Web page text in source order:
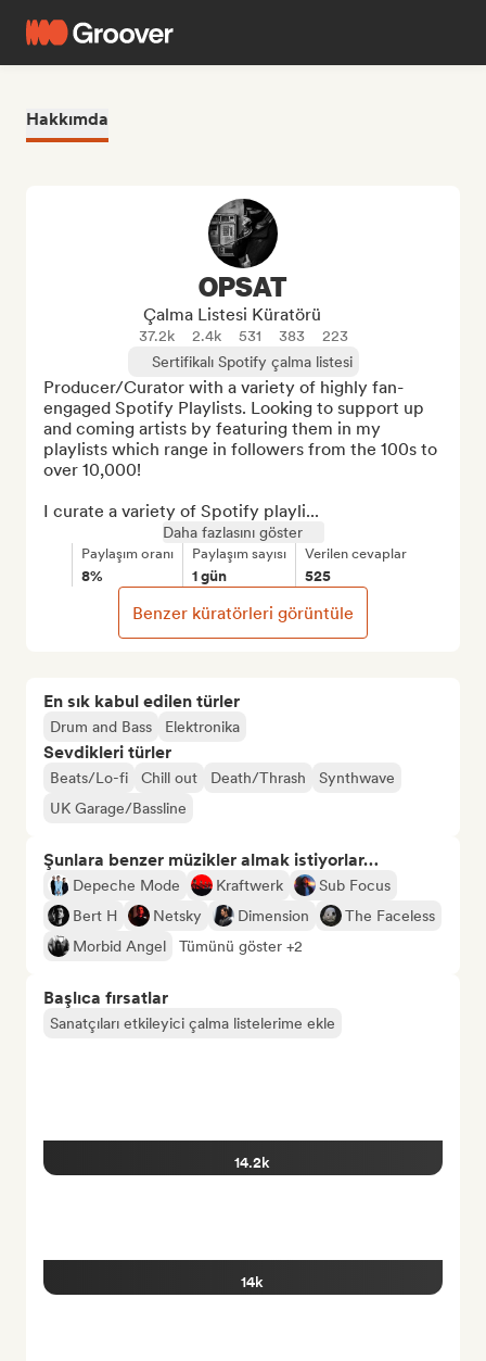
Hakkımda
En sık kabul edilen türler
Drum and Bass Elektronika
Sevdikleri türler
Beats/Lo-fi Chill out Death/Thrash
Synthwave
UK Garage/Bassline
Şunlara benzer müzikler almak istiyorlar…
Depeche Mode Kraftwerk
Sub Focus
Bert H
Netsky Dimension
The Faceless
Morbid Angel
Tümünü göster +2
Başlıca fırsatlar
Sanatçıları etkileyici çalma listelerime ekle
14.2k
14k
OPSAT
Çalma Listesi Küratörü
37.2k 2.4k 531 383
223
Sertifikalı Spotify çalma listesi
Producer/Curator with a variety of highly fan-
engaged Spotify Playlists. Looking to support up
and coming artists by featuring them in my
playlists which range in followers from the 100s to
over 10,000!
I curate a variety of Spotify playli...
Daha fazlasını göster
Paylaşım oranı
8%
Paylaşım sayısı
1 gün
Verilen cevaplar
525
Benzer küratörleri görüntüle